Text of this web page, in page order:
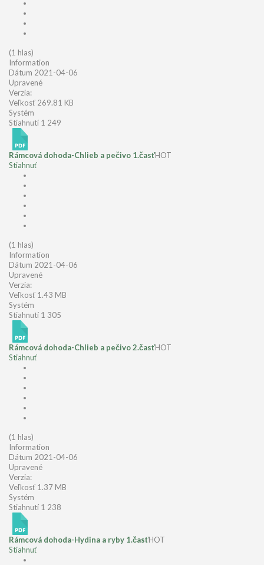
(1 hlas)
Information
Dátum 2021-04-06
Upravené
Verzia:
Veľkosť 269.81 KB
Systém
Stiahnutí 1 249
Rámcová dohoda-Chlieb a pečivo 1.časťHOT
Stiahnuť
(1 hlas)
Information
Dátum 2021-04-06
Upravené
Verzia:
Veľkosť 1.43 MB
Systém
Stiahnutí 1 305
Rámcová dohoda-Chlieb a pečivo 2.časťHOT
Stiahnuť
(1 hlas)
Information
Dátum 2021-04-06
Upravené
Verzia:
Veľkosť 1.37 MB
Systém
Stiahnutí 1 238
Rámcová dohoda-Hydina a ryby 1.časťHOT
Stiahnuť